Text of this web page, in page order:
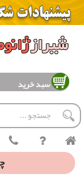
سبد خرید